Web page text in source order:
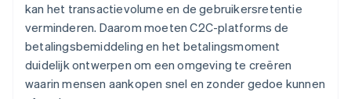
kan het transactievolume en de gebruikersretentie
verminderen. Daarom moeten C2C-platforms de
betalingsbemiddeling en het betalingsmoment
duidelijk ontwerpen om een omgeving te creëren
waarin mensen aankopen snel en zonder gedoe kunnen